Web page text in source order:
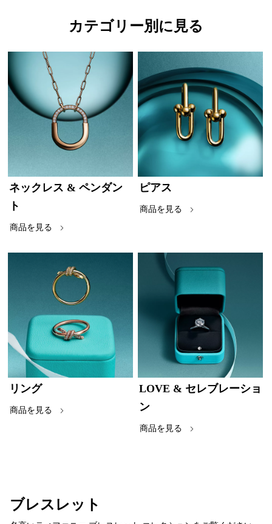
カテゴリー別に見る
ネックレス & ペンダン
ト
商品を見る
ピアス
商品を見る
リング
商品を見る
LOVE & セレブレーショ
ン
商品を見る
ブレスレット